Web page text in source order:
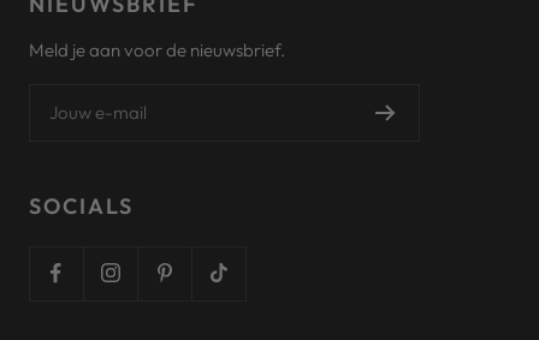
Meld je aan voor de nieuwsbrief.
Jouw e-mail
SOCIALS